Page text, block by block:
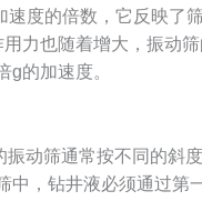
度的倍数，它反映了
力也随着增大，振动
的加速度。
筛通常按不同的斜度
，钻井液必须通过第